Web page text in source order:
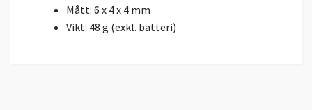
Mått: 6 x 4 x 4 mm
Vikt: 48 g (exkl. batteri)